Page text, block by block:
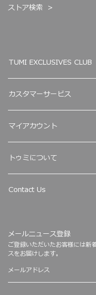
ストア検索
TUMI EXCLUSIVES CLUB
カスタマーサービス
マイアカウント
トゥミについて
Contact Us
メールニュース登録
ご登録いただいたお客様には新
スをお届けします。